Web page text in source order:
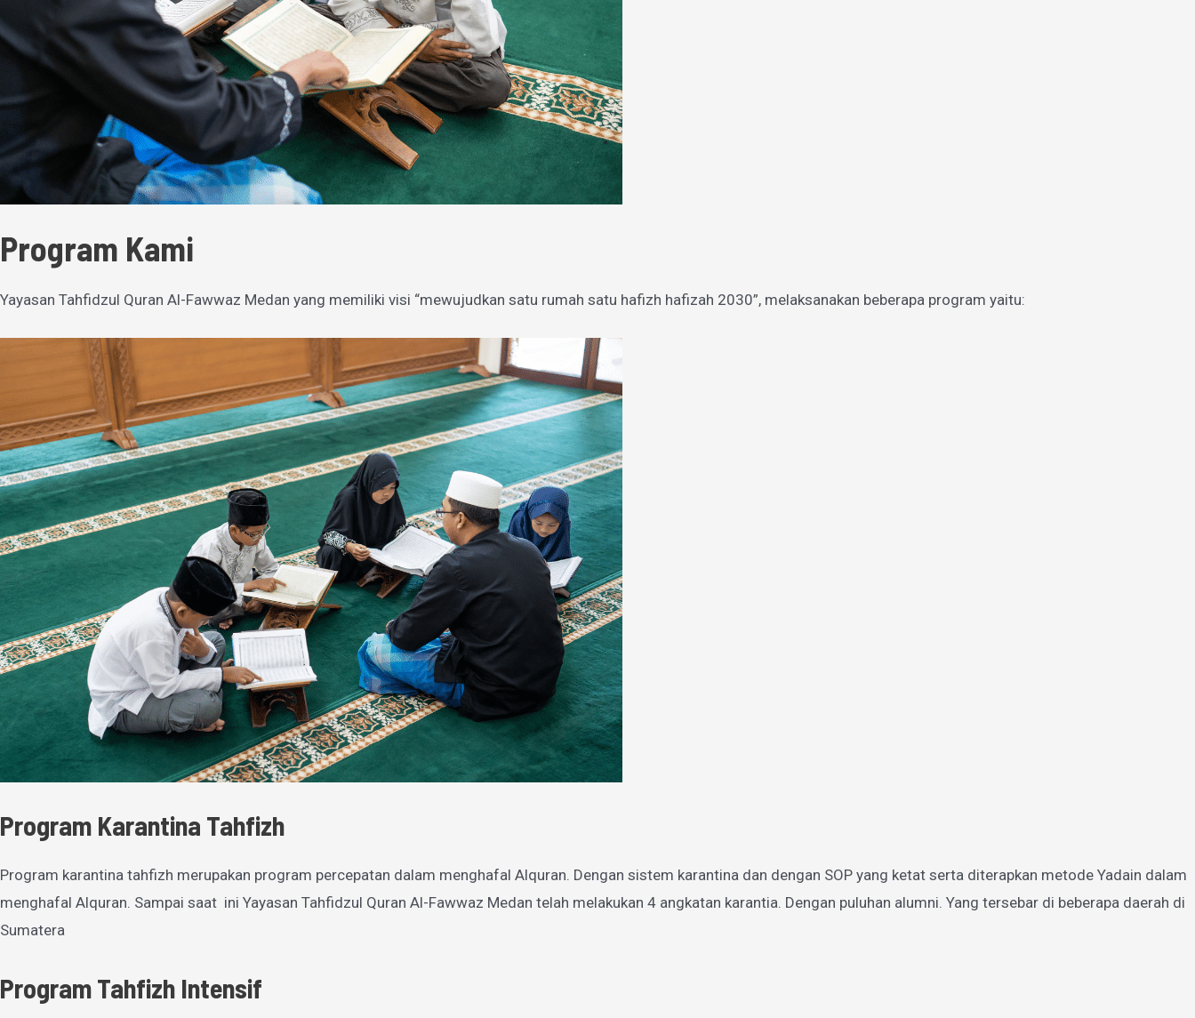
Program Kami
Yayasan Tahfidzul Quran Al-Fawwaz Medan yang memiliki visi “mewujudkan satu rumah satu hafizh hafizah 2030”, melaksanakan beberapa program yaitu:
Program Karantina Tahfizh
Program karantina tahfizh merupakan program percepatan dalam menghafal Alquran. Dengan sistem karantina dan dengan SOP yang ketat serta diterapkan metode Yadain dalam
menghafal Alquran. Sampai saat ini Yayasan Tahfidzul Quran Al-Fawwaz Medan telah melakukan 4 angkatan karantia. Dengan puluhan alumni. Yang tersebar di beberapa daerah di
Sumatera
Program Tahfizh Intensif